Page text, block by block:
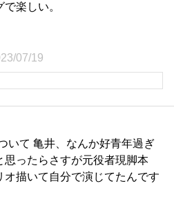
楽しい。
07/19
いて 亀井、なんか好青年過ぎ
思ったらさすが元役者現脚本
オ描いて自分で演じてたんです